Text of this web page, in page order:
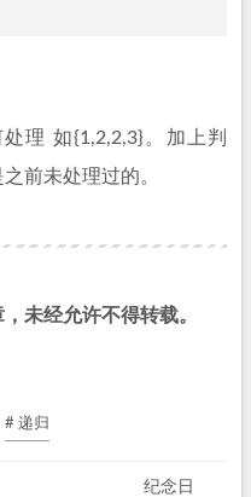
理 如{1,2,2,3}。加上判
前未处理过的。
未经允许不得转载。
# 递归
纪念日